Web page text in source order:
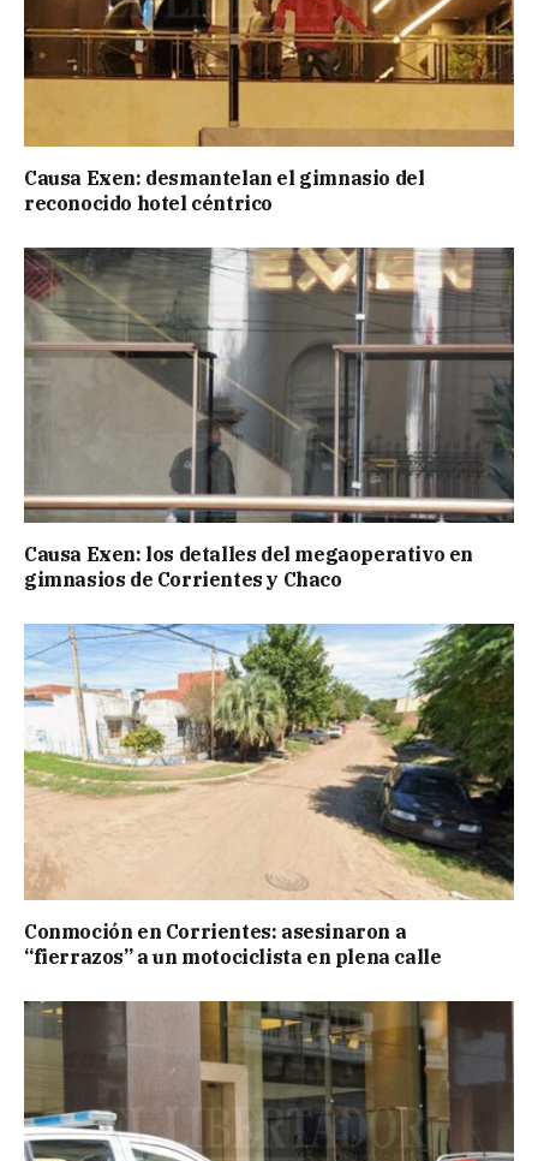
Causa Exen: desmantelan el gimnasio del
reconocido hotel céntrico
Causa Exen: los detalles del megaoperativo en
gimnasios de Corrientes y Chaco
Conmoción en Corrientes: asesinaron a
“fierrazos” a un motociclista en plena calle